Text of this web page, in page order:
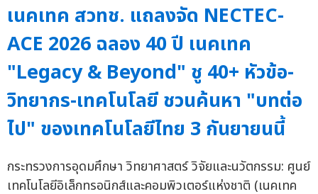
เนคเทค สวทช. แถลงจัด NECTEC-
ACE 2026 ฉลอง 40 ปี เนคเทค
"Legacy & Beyond" ชู 40+ หัวข้อ-
วิทยากร-เทคโนโลยี ชวนค้นหา "บทต่อ
ไป" ของเทคโนโลยีไทย 3 กันยายนนี้
กระทรวงการอุดมศึกษา วิทยาศาสตร์ วิจัยและนวัตกรรม: ศูนย์
เทคโนโลยีอิเล็กทรอนิกส์และคอมพิวเตอร์แห่งชาติ (เนคเทค